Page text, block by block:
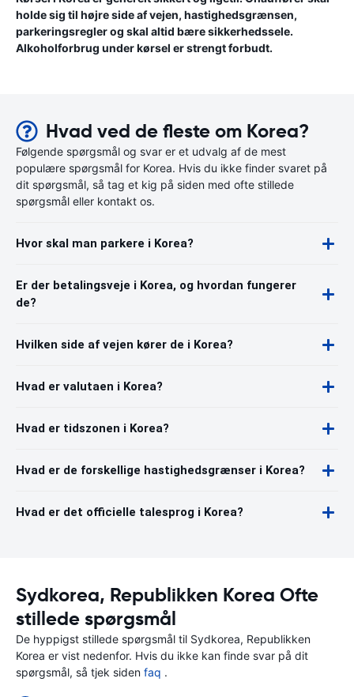
holde sig til højre side af vejen, hastighedsgrænsen,
parkeringsregler og skal altid bære sikkerhedssele.
Alkoholforbrug under kørsel er strengt forbudt.
Hvad ved de fleste om Korea?
Følgende spørgsmål og svar er et udvalg af de mest
populære spørgsmål for Korea. Hvis du ikke finder svaret på
dit spørgsmål, så tag et kig på siden med ofte stillede
spørgsmål eller kontakt os.
Hvor skal man parkere i Korea?
Er der betalingsveje i Korea, og hvordan fungerer
de?
Hvilken side af vejen kører de i Korea?
Hvad er valutaen i Korea?
Hvad er tidszonen i Korea?
Hvad er de forskellige hastighedsgrænser i Korea?
Hvad er det officielle talesprog i Korea?
Sydkorea, Republikken Korea Ofte
stillede spørgsmål
De hyppigst stillede spørgsmål til Sydkorea, Republikken
Korea er vist nedenfor. Hvis du ikke kan finde svar på dit
spørgsmål, så tjek siden faq .